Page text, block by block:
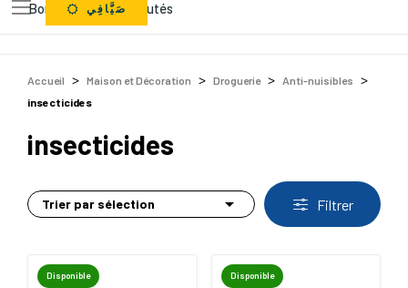
Bons Plans Nouveautés
صَيَّافِي
Accueil Maison et Décoration Droguerie
Anti-nuisibles
insecticides
insecticides
Trier par sélection  Filtrer
Disponible Disponible